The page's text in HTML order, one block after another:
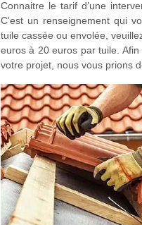
Connaitre le tarif d’une
C’est un renseignement qui
tuile cassée ou envolée,
euros à 20 euros par tuile.
votre projet, nous vous prions